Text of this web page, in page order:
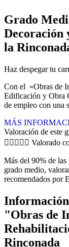
Grado
Decoración
la
Haz despegar tu
Con el «Obras de
Edificación y Obra
de empleo con una
MÁS
Valoración de este
     Valorado
Más del 90% de las
grado medio,
recomendados por
"Obras de
Rinconada